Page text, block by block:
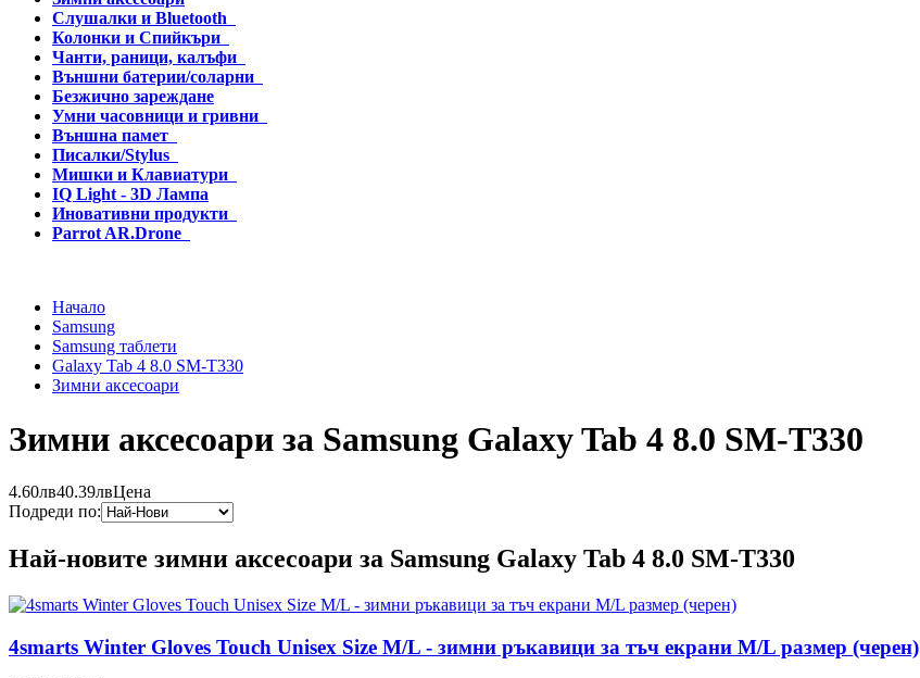
Слушалки и Bluetooth
Колонки и Спийкъри
Чанти, раници, калъфи
Външни батерии/соларни
Безжично зареждане
Умни часовници и гривни
Външна памет
Писалки/Stylus
Мишки и Клавиатури
IQ Light - 3D Лампа
Иновативни продукти
Parrot AR.Drone
Начало
Samsung
Samsung таблети
Galaxy Tab 4 8.0 SM-T330
Зимни аксесоари
Зимни аксесоари за Samsung Galaxy Tab 4 8.0 SM-T330
4.60лв40.39лвЦена
Подреди по:
Най-новите зимни аксесоари за Samsung Galaxy Tab 4 8.0 SM-T330
4smarts Winter Gloves Touch Unisex Size M/L - зимни ръкавици за тъч екрани M/L размер (черен)